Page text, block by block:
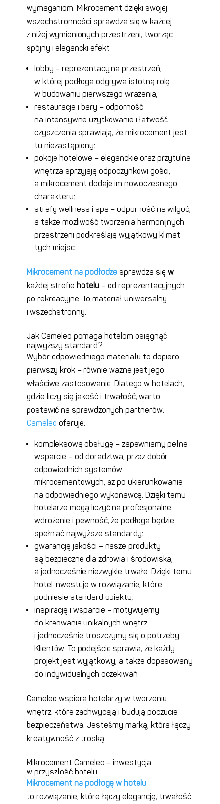
wymaganiom. Mikrocement dzięki swojej
wszechstronności sprawdza się w każdej
z niżej wymienionych przestrzeni, tworząc
spójny i elegancki efekt:
lobby – reprezentacyjna przestrzeń,
w której podłoga odgrywa istotną rolę
w budowaniu pierwszego wrażenia;
restauracje i bary – odporność
na intensywne użytkowanie i łatwość
czyszczenia sprawiają, że mikrocement jest
tu niezastąpiony;
pokoje hotelowe – eleganckie oraz przytulne
wnętrza sprzyjają odpoczynkowi gości,
a mikrocement dodaje im nowoczesnego
charakteru;
strefy wellness i spa – odporność na wilgoć,
a także możliwość tworzenia harmonijnych
przestrzeni podkreślają wyjątkowy klimat
tych miejsc.
Mikrocement na podłodze sprawdza się w
każdej strefie hotelu– od reprezentacyjnych
po rekreacyjne. To materiał uniwersalny
i wszechstronny.
Jak Cameleo pomaga hotelom osiągnąć
najwyższy standard?
Wybór odpowiedniego materiału to dopiero
pierwszy krok – równie ważne jest jego
właściwe zastosowanie. Dlatego w hotelach,
gdzie liczy się jakość i trwałość, warto
postawić na sprawdzonych partnerów.
Cameleo oferuje:
kompleksową obsługę – zapewniamy pełne
wsparcie – od doradztwa, przez dobór
odpowiednich systemów
mikrocementowych, aż po ukierunkowanie
na odpowiedniego wykonawcę. Dzięki temu
hotelarze mogą liczyć na profesjonalne
wdrożenie i pewność, że podłoga będzie
spełniać najwyższe standardy;
gwarancję jakości – nasze produkty
są bezpieczne dla zdrowia i środowiska,
a jednocześnie niezwykle trwałe. Dzięki temu
hotel inwestuje w rozwiązanie, które
podniesie standard obiektu;
inspirację i wsparcie – motywujemy
do kreowania unikalnych wnętrz
i jednocześnie troszczymy się o potrzeby
Klientów. To podejście sprawia, że każdy
projekt jest wyjątkowy, a także dopasowany
do indywidualnych oczekiwań.
Cameleo wspiera hotelarzy w tworzeniu
wnętrz, które zachwycają i budują poczucie
bezpieczeństwa. Jesteśmy marką, która łączy
kreatywność z troską.
Mikrocement Cameleo – inwestycja
w przyszłość hotelu
Mikrocement na podłogę w hotelu
to rozwiązanie, które łączy elegancję, trwałość